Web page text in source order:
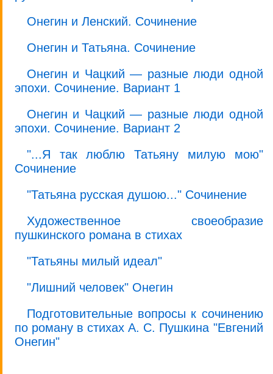
Онегин и Ленский. Сочинение
Онегин и Татьяна. Сочинение
Онегин и Чацкий — разные люди одной
эпохи. Сочинение. Вариант 1
Онегин и Чацкий — разные люди одной
эпохи. Сочинение. Вариант 2
"...Я так люблю Татьяну милую мою"
Сочинение
"Татьяна русская душою..." Сочинение
Художественное своеобразие
пушкинского романа в стихах
"Татьяны милый идеал"
"Лишний человек" Онегин
Подготовительные вопросы к сочинению
по роману в стихах А. С. Пушкина "Евгений
Онегин"